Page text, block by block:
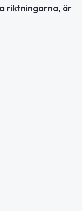
riktningarna, är